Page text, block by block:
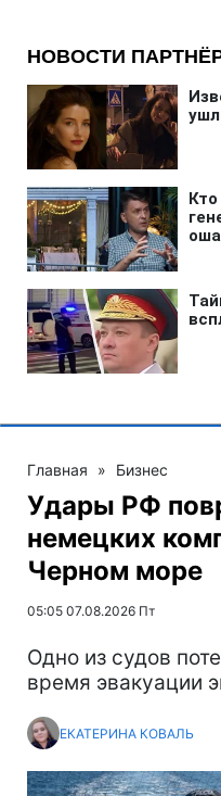
Главная » Бизнес
Удары РФ
немецких
Черном море
05:05 07.08.2026 Пт
Одно из судов
время эвакуации
ЕКАТЕРИНА КОВАЛЬ